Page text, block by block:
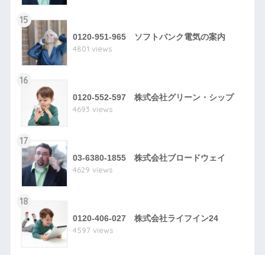
15
0120-951-965 ソフトバンク電気の案内
4801 views
16
0120-552-597 株式会社グリーン・シップ
4693 views
17
03-6380-1855 株式会社ブロードウェイ
4629 views
18
0120-406-027 株式会社ライフイン24
4597 views